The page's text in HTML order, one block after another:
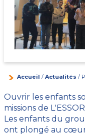
Accueil / Actualités /
Ouvrir les enfants
missions de
Les enfants du
ont plongé au cœur